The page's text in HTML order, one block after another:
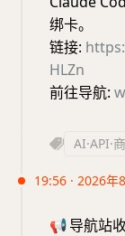
绑卡。
链接:
HLZn
前往导航:
AI·API·
19:56 · 2026年
📢导航站